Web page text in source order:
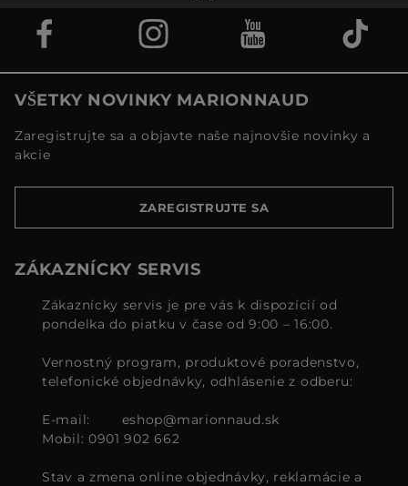
VŠETKY NOVINKY MARIONNAUD
Zaregistrujte sa a objavte naše najnovšie novinky a
akcie
ZAREGISTRUJTE SA
ZÁKAZNÍCKY SERVIS
Zákaznícky servis je pre vás k dispozícií od
pondelka do piatku v čase od 9:00 – 16:00.
Vernostný program, produktové poradenstvo,
telefonické objednávky, odhlásenie z odberu:
E-mail:
eshop@marionnaud.sk
Mobil: 0901 902 662
Stav a zmena online objednávky, reklamácie a